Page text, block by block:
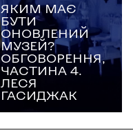
ЯКИМ МАЄ
БУТИ
ОНОВЛЕНИЙ
МУЗЕЙ?
ОБГОВОРЕННЯ,
ЧАСТИНА 4.
ЛЕСЯ
ГАСИДЖАК